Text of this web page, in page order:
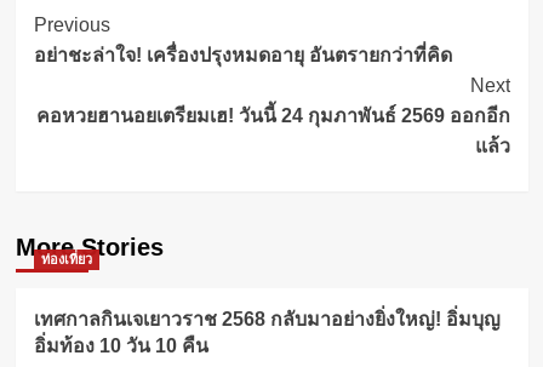
Post
Navigation
Previous
อย่าชะล่าใจ! เครื่องปรุงหมดอายุ อันตรายกว่าที่คิด
Next
คอหวยฮานอยเตรียมเฮ! วันนี้ 24 กุมภาพันธ์ 2569 ออกอีก
แล้ว
More Stories
ท่องเที่ยว
เทศกาลกินเจเยาวราช 2568 กลับมาอย่างยิ่งใหญ่! อิ่มบุญ
อิ่มท้อง 10 วัน 10 คืน